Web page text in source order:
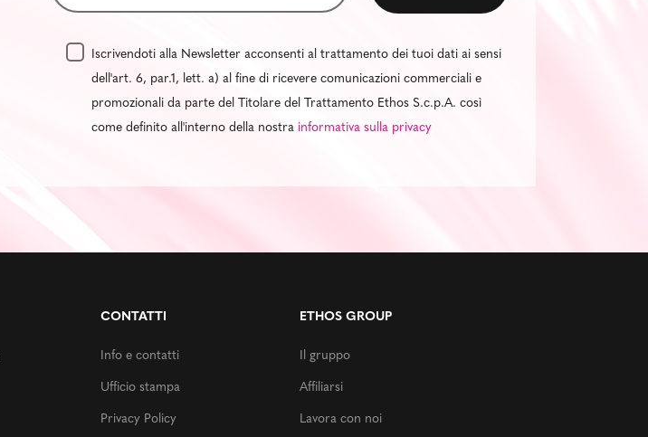
Iscrivendoti alla Newsletter acconsenti al trattamento dei tuoi dati ai sensi
dell'art. 6, par.1, lett. a) al fine di ricevere comunicazioni commerciali e
promozionali da parte del Titolare del Trattamento Ethos S.c.p.A. così
come definito all'interno della nostra informativa sulla privacy
CONTATTI
Info e contatti
Ufficio stampa
Privacy Policy
ETHOS GROUP
Il gruppo
Affiliarsi
Lavora con noi